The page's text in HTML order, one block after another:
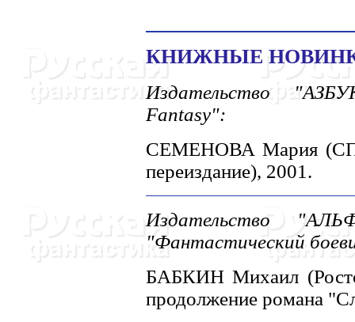
КHИЖHЫЕ
Издательство
Fantasy":
СЕМЕHОВА Мария
переиздание), 2001.
Издательство
"Фантастический
БАБКИH Михаил
продолжение романа